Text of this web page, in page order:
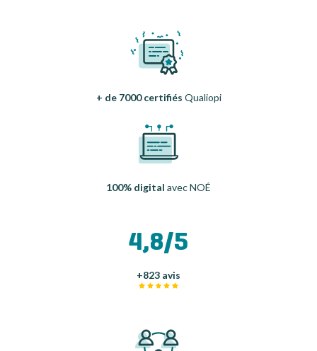
+ de 7000 certifiés Qualiopi
100% digital avec NOÉ
4,8/5
+823 avis